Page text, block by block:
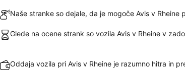
Naše stranke so dejale, da je mogoče Avis v Rheine
Glede na ocene strank so vozila Avis v Rheine v
Oddaja vozila pri Avis v Rheine je razumno hitra in